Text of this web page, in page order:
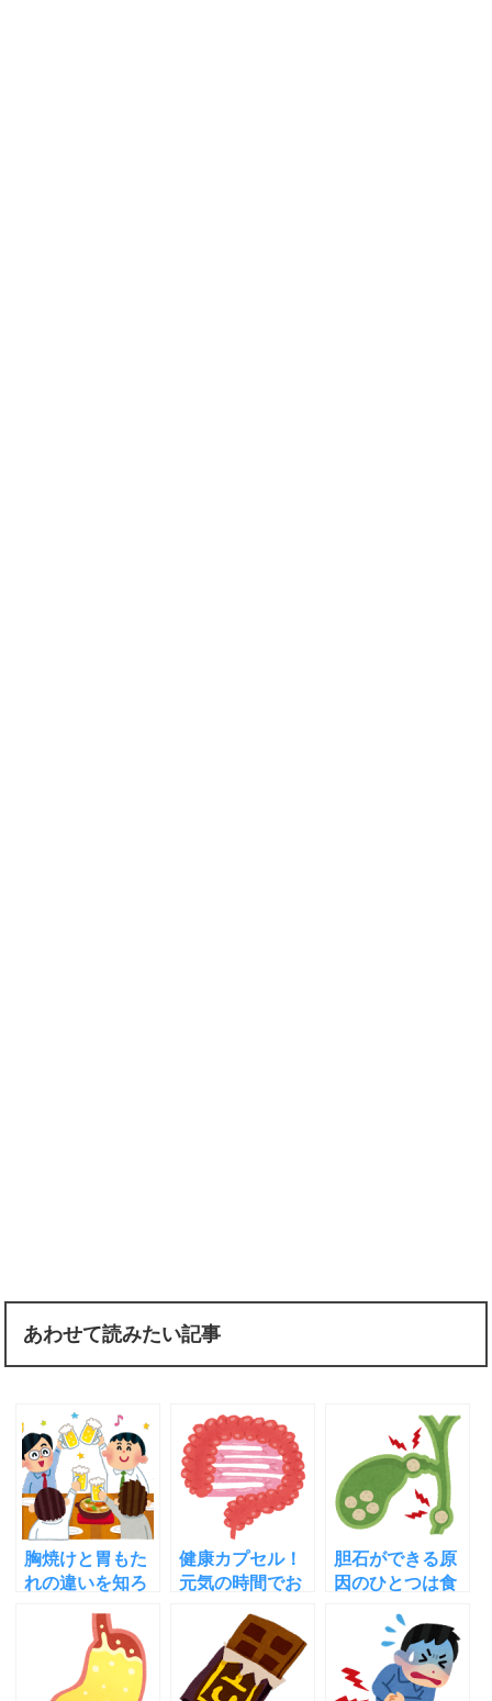
あわせて読みたい記事
胸焼けと胃もた
れの違いを知ろ
年会に役立つ対
健康カプセル！
元気の時間でお
であるSIBO予防
法が紹介
胆石ができる原
因のひとつは食
と？その理由と
予防法は